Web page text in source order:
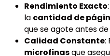
Rendimiento Exacto
la cantidad de
que se agote antes
Calidad Constante:
microfinasque